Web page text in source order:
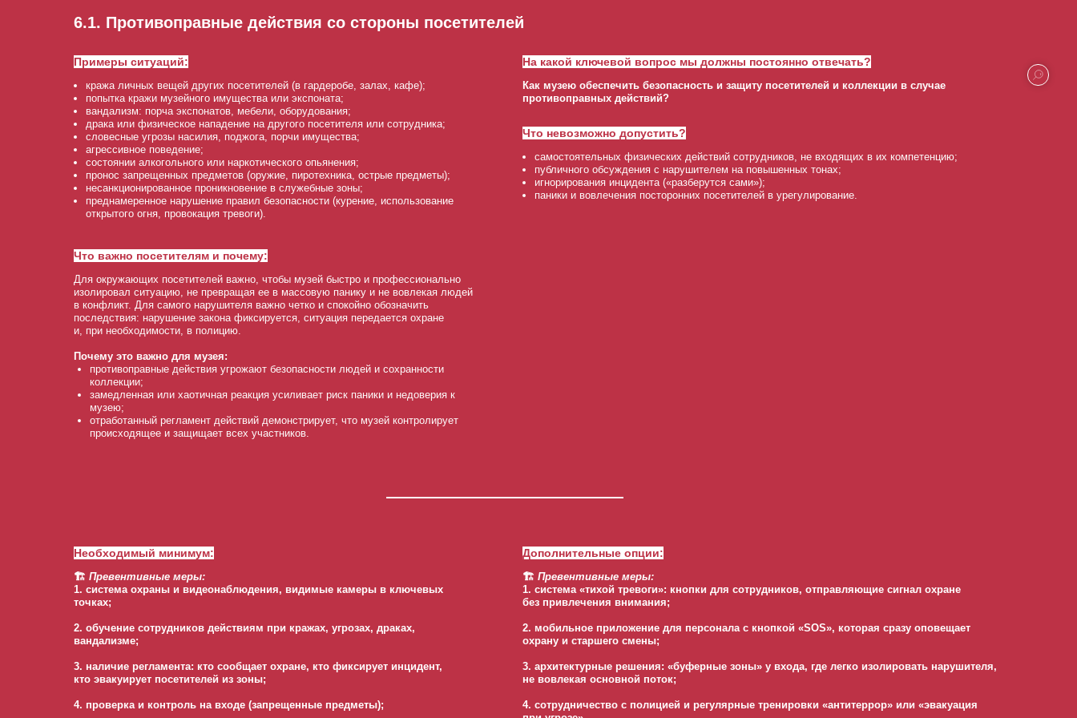
🏗️ Превентивные меры:
1. система «тихой тревоги»: кнопки для сотрудников, отправляющие сигнал охране
без привлечения внимания;
2. мобильное приложение для персонала с кнопкой «SOS», которая сразу оповещает
охрану и старшего смены;
3. архитектурные решения: «буферные зоны» у входа, где легко изолировать нарушителя,
не вовлекая основной поток;
4. сотрудничество с полицией и регулярные тренировки «антитеррор» или «эвакуация
6.1. Противоправные действия со стороны посетителей
кража личных вещей других посетителей (в гардеробе, залах, кафе);
попытка кражи музейного имущества или экспоната;
вандализм: порча экспонатов, мебели, оборудования;
драка или физическое нападение на другого посетителя или сотрудника;
словесные угрозы насилия, поджога, порчи имущества;
агрессивное поведение;
состоянии алкогольного или наркотического опьянения;
пронос запрещенных предметов (оружие, пиротехника, острые предметы);
несанкционированное проникновение в служебные зоны;
преднамеренное нарушение правил безопасности (курение, использование
открытого огня, провокация тревоги).
Для окружающих посетителей важно, чтобы музей быстро и профессионально
изолировал ситуацию, не превращая ее в массовую панику и не вовлекая людей
в конфликт. Для самого нарушителя важно четко и спокойно обозначить
последствия: нарушение закона фиксируется, ситуация передается охране
и, при необходимости, в полицию.
Почему это важно для музея:
противоправные действия угрожают безопасности людей и сохранности
коллекции;
замедленная или хаотичная реакция усиливает риск паники и недоверия к
музею;
отработанный регламент действий демонстрирует, что музей контролирует
происходящее и защищает всех участников.
🏗️ Превентивные меры:
1. система охраны и видеонаблюдения, видимые камеры в ключевых
точках;
2. обучение сотрудников действиям при кражах, угрозах, драках,
вандализме;
3. наличие регламента: кто сообщает охране, кто фиксирует инцидент,
кто эвакуирует посетителей из зоны;
4. проверка и контроль на входе (запрещенные предметы);
самостоятельных физических действий сотрудников, не входящих в их компетенцию;
публичного обсуждения с нарушителем на повышенных тонах;
игнорирования инцидента («разберутся сами»);
паники и вовлечения посторонних посетителей в урегулирование.
Как музею обеспечить безопасность и защиту посетителей и коллекции в случае
противоправных действий?
Примеры ситуаций:
Что важно посетителям и почему:
Дополнительные опции:
Что невозможно допустить?
Необходимый минимум:
На какой ключевой вопрос мы должны постоянно отвечать?